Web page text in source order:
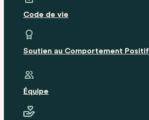
Code de vie
Soutien au Comportement Positif
Équipe